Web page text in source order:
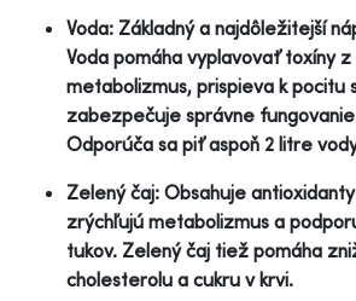
Voda: Základný a najdôležitejší
Voda pomáha vyplavovať toxíny
metabolizmus, prispieva k pocitu
zabezpečuje správne
Odporúča sa piť aspoň 2 litre
Zelený čaj: Obsahuje
zrýchľujú metabolizmus a
tukov. Zelený čaj tiež pomáha
cholesterolu a cukru v krvi.